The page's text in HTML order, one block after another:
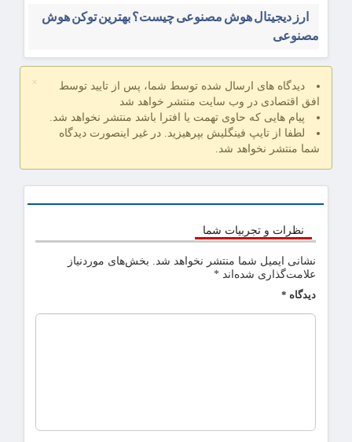
ارز دیجیتال هوش مصنوعی چیست؟ بهترین توکن هوش
مصنوعی
×
دیدگاه های ارسال شده توسط شما، پس از تایید توسط
افق اقتصادی در وب سایت منتشر خواهد شد
پیام هایی که حاوی تهمت یا افترا باشد منتشر نخواهد شد.
لطفا از تایپ فینگلیش بپرهیزید. در غیر اینصورت دیدگاه
شما منتشر نخواهد شد.
نظرات و تجربیات شما
نشانی ایمیل شما منتشر نخواهد شد. بخش‌های موردنیاز
علامت‌گذاری شده‌اند *
دیدگاه *